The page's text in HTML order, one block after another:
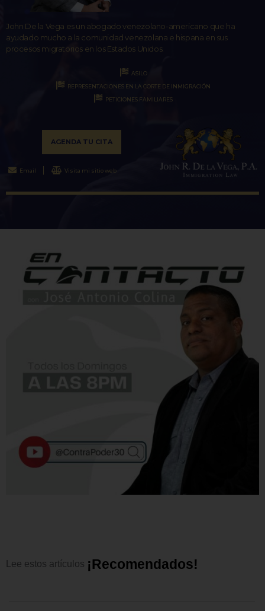
John De la Vega es un abogado venezolano-americano que ha
ayudado mucho a la comunidad venezolana e hispana en sus
procesos migratorios en los Estados Unidos.
ASILO
REPRESENTACIONES EN LA CORTE DE INMIGRACIÓN
PETICIONES FAMILIARES
AGENDA TU CITA
Email Visita mi sitio web
Lee estos artículos ¡Recomend ad os!